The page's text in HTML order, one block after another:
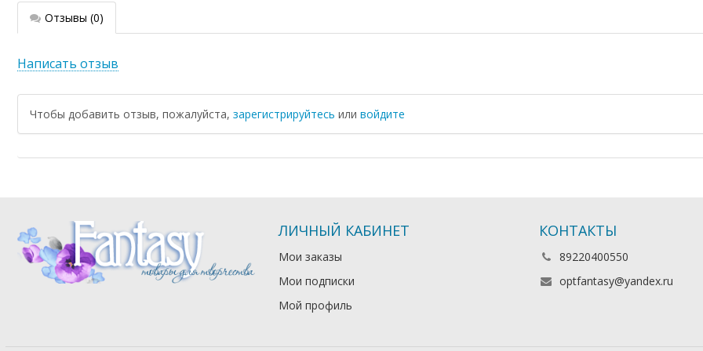
Отзывы (0)
Написать отзыв
Чтобы добавить отзыв, пожалуйста, зарегистрируйтесь или войдите
ЛИЧНЫЙ КАБИНЕТ
Мои заказы
Мои подписки
Мой профиль
КОНТАКТЫ
89220400550
optfantasy@yandex.ru